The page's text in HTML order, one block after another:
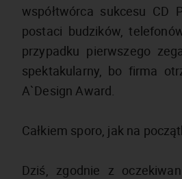
współtwórca sukcesu CD
postaci budzików,
przypadku pierwszego
spektakularny, bo firma
A`Design Award.
Całkiem sporo, jak na
Dziś, zgodnie z